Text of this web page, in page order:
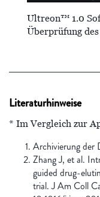
Ultreon™ 1.0
Überprüfung
Literaturhinweise
* Im Vergleich zur
Archivierung der
Zhang J, et al.
guided drug-
trial. J Am Coll